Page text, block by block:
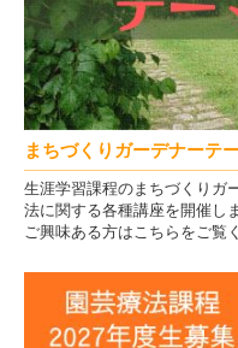
まちづくりガーデナーテ
生涯学習課程のまちづくりガ
法に関する各種講座を開催しま
ご興味ある方はこちらをご覧